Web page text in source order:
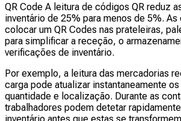
QR Code A leitura de códigos QR reduz
inventário de 25% para menos de 5%.
colocar um QR Codes nas prateleiras,
para simplificar a receção, o
verificações de inventário.
Por exemplo, a leitura das mercadorias
carga pode atualizar instantaneamente
quantidade e localização. Durante as
trabalhadores podem detetar
inventário antes que estas se